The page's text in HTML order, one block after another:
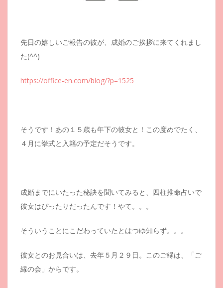
先日の嬉しいご報告の彼が、成婚のご挨拶に来てくれまし
た(^^)
https://office-en.com/blog/?p=1525
そうです！あの１５歳も年下の彼女と！この度めでたく、
４月に挙式と入籍の予定だそうです。
成婚までにいたった秘訣を聞いてみると、四柱推命占いで
彼女はぴったりだったんです！やて。。。
そういうことにこだわっていたとはつゆ知らず。。。
彼女とのお見合いは、去年５月２９日。このご縁は、「ご
縁の会」からです。